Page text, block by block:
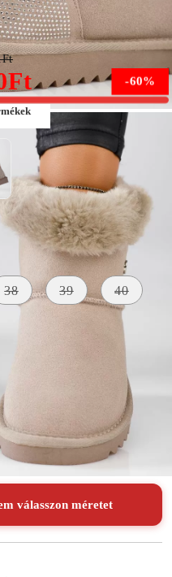
Bőr Csizma #13151
-60%
Méret útmutató
38 39 40
válasszon méretet